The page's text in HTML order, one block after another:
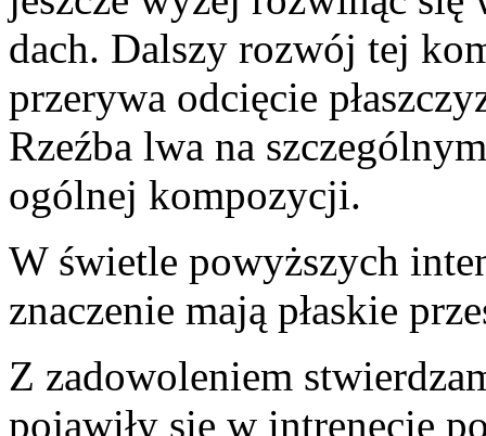
dach. Dalszy rozwój tej
przerywa odcięcie
Rzeźba lwa na
ogólnej kompozycji.
W świetle powyższych
znaczenie mają płaskie
Z zadowoleniem
pojawiły się w intrenecie